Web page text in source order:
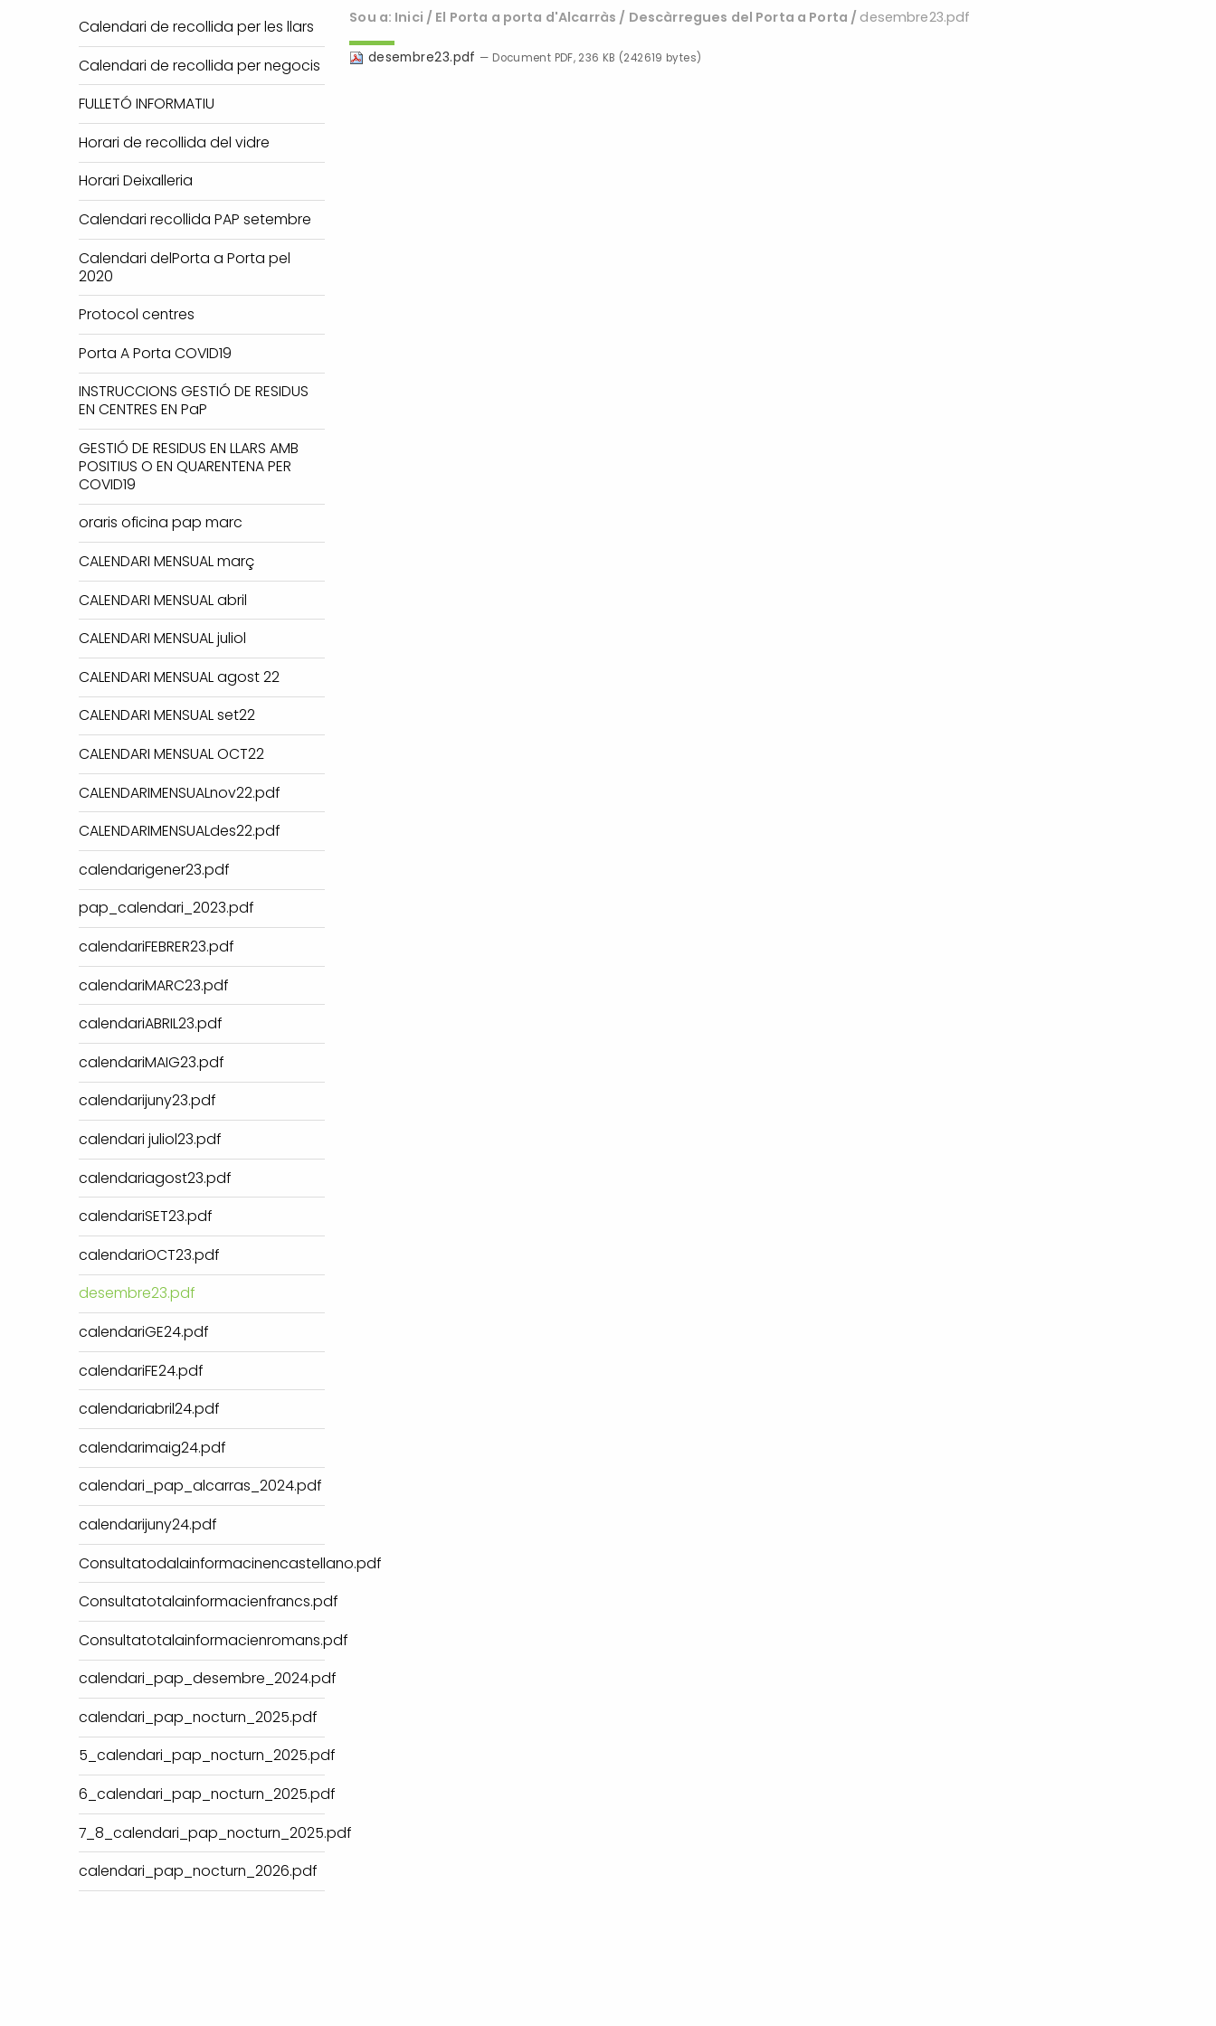
Calendari de recollida per les llars
Calendari de recollida per negocis
FULLETÓ INFORMATIU
Horari de recollida del vidre
Horari Deixalleria
Calendari recollida PAP setembre
Calendari delPorta a Porta pel
2020
Protocol centres
Porta A Porta COVID19
INSTRUCCIONS GESTIÓ DE RESIDUS
EN CENTRES EN PaP
GESTIÓ DE RESIDUS EN LLARS AMB
POSITIUS O EN QUARENTENA PER
COVID19
oraris oficina pap marc
CALENDARI MENSUAL març
CALENDARI MENSUAL abril
CALENDARI MENSUAL juliol
CALENDARI MENSUAL agost 22
CALENDARI MENSUAL set22
CALENDARI MENSUAL OCT22
CALENDARIMENSUALnov22.pdf
CALENDARIMENSUALdes22.pdf
calendarigener23.pdf
pap_calendari_2023.pdf
calendariFEBRER23.pdf
calendariMARC23.pdf
calendariABRIL23.pdf
calendariMAIG23.pdf
calendarijuny23.pdf
calendari juliol23.pdf
calendariagost23.pdf
calendariSET23.pdf
calendariOCT23.pdf
desembre23.pdf
calendariGE24.pdf
calendariFE24.pdf
calendariabril24.pdf
calendarimaig24.pdf
calendari_pap_alcarras_2024.pdf
calendarijuny24.pdf
Consultatodalainformacinencastellano.pdf
Consultatotalainformacienfrancs.pdf
Consultatotalainformacienromans.pdf
calendari_pap_desembre_2024.pdf
calendari_pap_nocturn_2025.pdf
5_calendari_pap_nocturn_2025.pdf
6_calendari_pap_nocturn_2025.pdf
7_8_calendari_pap_nocturn_2025.pdf
calendari_pap_nocturn_2026.pdf
Sou a: Inici / El Porta a porta d'Alcarràs / Descàrregues del Porta a Porta / desembre23.pdf
desembre23.pdf — Document PDF, 236 KB (242619 bytes)